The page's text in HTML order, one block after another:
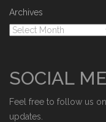
Archives
SOCIAL
Feel free to follow us
updates.